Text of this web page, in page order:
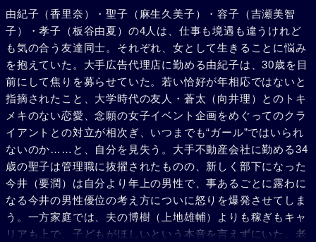
由紀子（香里奈）・聖子（麻生久美子）・容子（吉瀬美智
子）・孝子（板谷由夏）の4人は、仕事も境遇も違うけれど
も気の合う友達同士。それぞれ、女として生きることに悩み
を抱えていた。大手広告代理店に勤める由紀子は、30歳を目
前にして焦りを募らせていた。若い恰好が年相応ではないと
指摘されたこと、大学時代の友人・蒼太（向井理）とのトキ
メキのない恋愛、念願の女子イベント企画をめぐってのクラ
イアントとの対立が相次ぎ、いつまでも“ガール”ではいられ
ないのか……と、自分を見失う。大手不動産会社に勤める34
歳の聖子は管理職に抜擢されたものの、新しく部下になった
今井（要潤）は自分より年上の男性で、事あるごとに露わに
なる今井の男性優位の考え方についに怒りを爆発させてしま
う。一方家庭では、夫の博樹（上地雄輔）よりも稼ぎもキャ
リアも上で、子どもがほしいという本音を言えずにいた。老